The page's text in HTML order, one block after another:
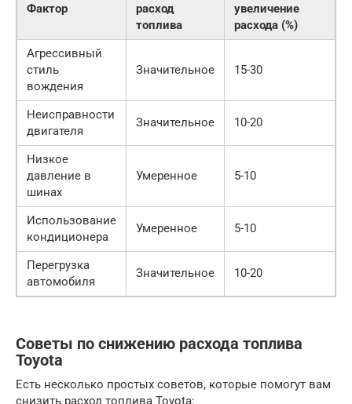
Фактор
расход
топлива
увеличение
расхода (%)
Агрессивный
стиль
вождения
Значительное 15-30
Неисправности
двигателя
Значительное 10-20
Низкое
давление в
шинах
Умеренное 5-10
Использование
кондиционера
Умеренное 5-10
Перегрузка
автомобиля
Значительное 10-20
Советы по снижению расхода топлива
Toyota
Есть несколько простых советов, которые помогут вам
снизить расход топлива Toyota: